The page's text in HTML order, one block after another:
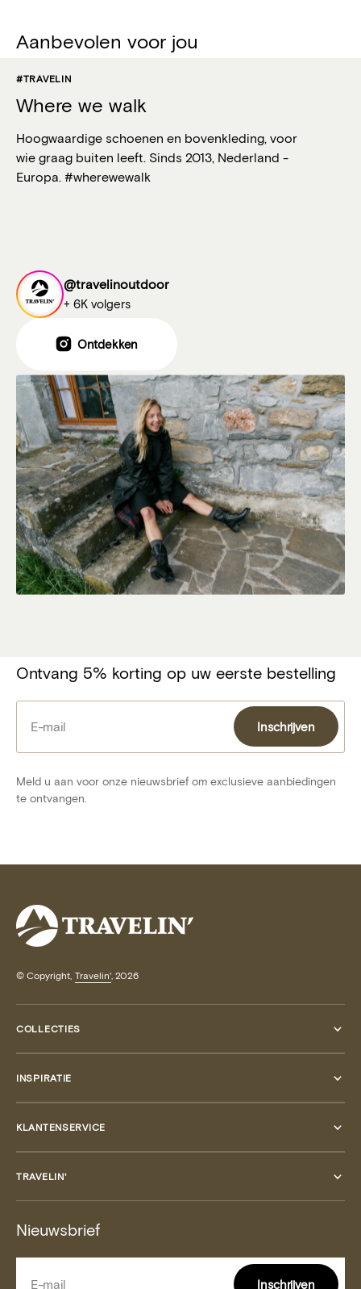
Aanbevolen voor jou
#TRAVELIN
Where we walk
Hoogwaardige schoenen en bovenkleding, voor
wie graag buiten leeft. Sinds 2013, Nederland -
Europa. #wherewewalk
@travelinoutdoor
+ 6K volgers
Ontdekken
Ontvang 5% korting op uw eerste bestelling
E-mail Inschrijven
Meld u aan voor onze nieuwsbrief om exclusieve aanbiedingen
te ontvangen.
© Copyright, Travelin' , 2026
COLLECTIES
INSPIRATIE
KLANTENSERVICE
TRAVELIN'
Nieuwsbrief
E-mail Inschrijven